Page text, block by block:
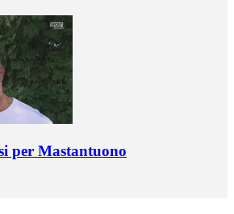
per Mastantuono